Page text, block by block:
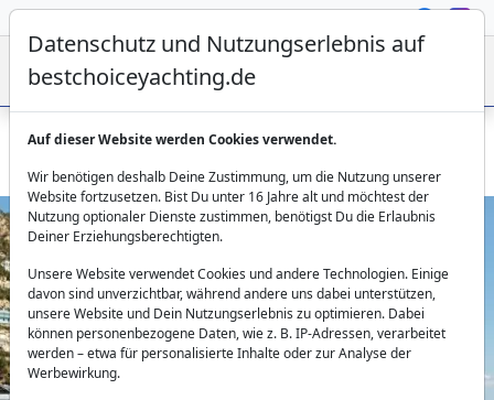
Motoryacht Ehthele – 24m ab Mallorca mieten
Previous Next
Datenschutz und Nutzungserlebnis auf
bestchoiceyachting.de
Auf dieser Website werden Cookies verwendet.
Wir benötigen deshalb Deine Zustimmung, um die Nutzung unserer
Website fortzusetzen. Bist Du unter 16 Jahre alt und möchtest der
Nutzung optionaler Dienste zustimmen, benötigst Du die Erlaubnis
Deiner Erziehungsberechtigten.
Unsere Website verwendet Cookies und andere Technologien. Einige
davon sind unverzichtbar, während andere uns dabei unterstützen,
unsere Website und Dein Nutzungserlebnis zu optimieren. Dabei
können personenbezogene Daten, wie z. B. IP-Adressen, verarbeitet
werden – etwa für personalisierte Inhalte oder zur Analyse der
Werbewirkung.